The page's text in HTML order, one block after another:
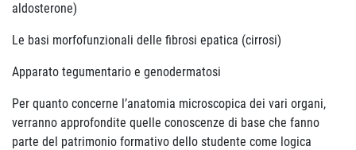
aldosterone)
Le basi morfofunzionali delle fibrosi epatica (cirrosi)
Apparato tegumentario e genodermatosi
Per quanto concerne l’anatomia microscopica dei vari organi,
verranno approfondite quelle conoscenze di base che fanno
parte del patrimonio formativo dello studente come logica